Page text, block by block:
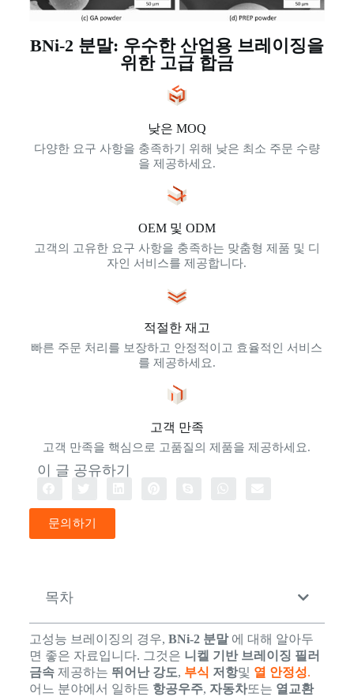
BNi-2 분말: 우수한 산업용 브레이징을
위한 고급 합금
낮은 MOQ
다양한 요구 사항을 충족하기 위해 낮은 최소 주문 수량
을 제공하세요.
OEM 및 ODM
고객의 고유한 요구 사항을 충족하는 맞춤형 제품 및 디
자인 서비스를 제공합니다.
적절한 재고
빠른 주문 처리를 보장하고 안정적이고 효율적인 서비스
를 제공하세요.
고객 만족
고객 만족을 핵심으로 고품질의 제품을 제공하세요.
이 글 공유하기
문의하기
목차
고성능 브레이징의 경우, BNi-2 분말에 대해 알아두
면 좋은 자료입니다. 그것은 니켈 기반 브레이징 필러
금속제공하는 뛰어난 강도, 부식 저항및 열 안정성.
어느 분야에서 일하든 항공우주, 자동차또는 열교환